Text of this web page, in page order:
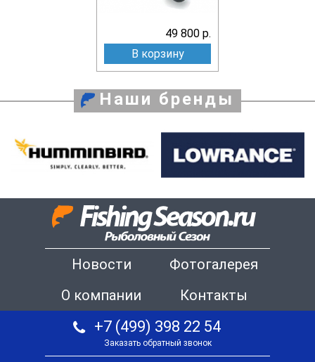
49 800 р.
В корзину
Наши бренды
Новости
Фотогалерея
О компании
Контакты
+7 (499) 398 22 54
Заказать обратный звонок